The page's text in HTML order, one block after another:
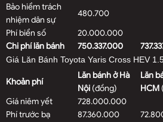
Bảo hiểm trách
nhiệm dân sự
480.700
Phí biển số
20.000.000
Chi phí lăn bánh
750.337.000
Giá Lăn Bánh Toyota Yaris Cross HEV
Khoản phí
Lăn bánh ở Hà
Nội (đồng)
Lăn
HCM
Giá niêm yết
728.000.000
Phí trước bạ
87.360.000